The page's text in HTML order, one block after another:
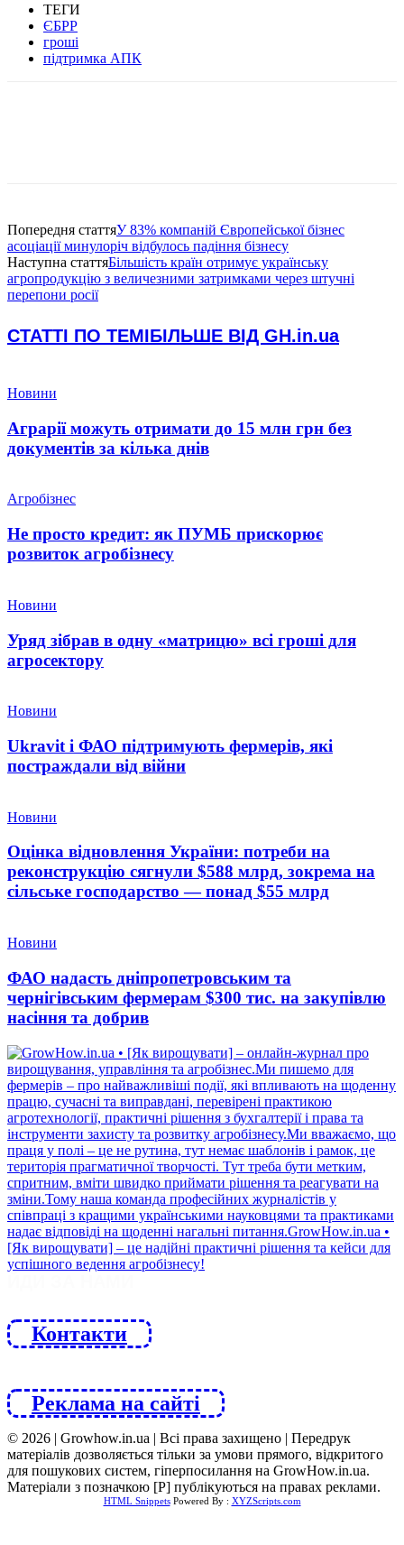
ТЕГИ
ЄБРР
гроші
підтримка АПК
Попередня статтяУ 83% компаній Європейської бізнес
асоціації минулоріч відбулось падіння бізнесу
Наступна статтяБільшість країн отримує українську
агропродукцію з величезними затримками через штучні
перепони росії
СТАТТІ ПО ТЕМІБІЛЬШЕ ВІД GH.in.ua
Новини
Аграрії можуть отримати до 15 млн грн без
документів за кілька днів
Агробізнес
Не просто кредит: як ПУМБ прискорює
розвиток агробізнесу
Новини
Уряд зібрав в одну «матрицю» всі гроші для
агросектору
Новини
Ukravit і ФАО підтримують фермерів, які
постраждали від війни
Новини
Оцінка відновлення України: потреби на
реконструкцію сягнули $588 млрд, зокрема на
сільське господарство — понад $55 млрд
Новини
ФАО надасть дніпропетровським та
чернігівським фермерам $300 тис. на закупівлю
насіння та добрив
Контакти
Реклама на сайті
© 2026 | Growhow.in.ua | Всі права захищено | Передрук
матеріалів дозволяється тільки за умови прямого, відкритого
для пошукових систем, гіперпосилання на GrowHow.in.ua.
Матеріали з позначкою [Р] публікуються на правах реклами.
HTML SnippetsPowered By : XYZScripts.com